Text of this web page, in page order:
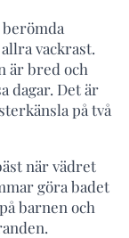
berömda
vackrast.
är bred och
dagar. Det är
på två
när vädret
göra badet
barnen och